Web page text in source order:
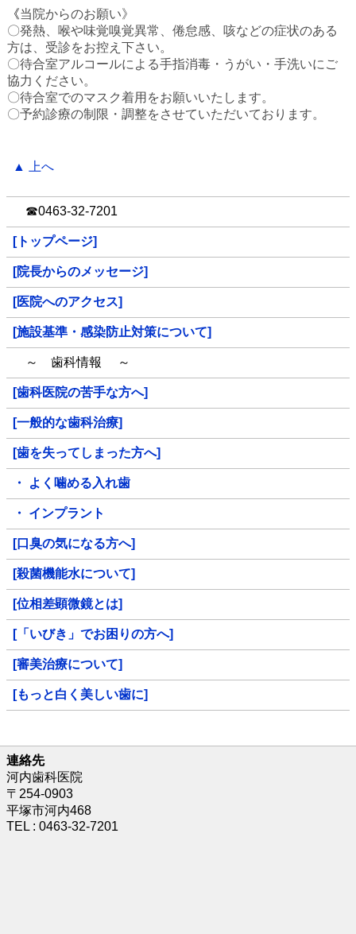
《当院からのお願い》
〇発熱、喉や味覚嗅覚異常、倦怠感、咳などの症状のある
方は、受診をお控え下さい。
〇待合室アルコールによる手指消毒・うがい・手洗いにご
協力ください。
〇待合室でのマスク着用をお願いいたします。
〇予約診療の制限・調整をさせていただいております。
▲ 上へ
☎0463-32-7201
[トップページ]
[院長からのメッセージ]
[医院へのアクセス]
[施設基準・感染防止対策について]
～ 歯科情報 ～
[歯科医院の苦手な方へ]
[一般的な歯科治療]
[歯を失ってしまった方へ]
・ よく噛める入れ歯
・ インプラント
[口臭の気になる方へ]
[殺菌機能水について]
[位相差顕微鏡とは]
[「いびき」でお困りの方へ]
[審美治療について]
[もっと白く美しい歯に]
連絡先
河内歯科医院
〒254-0903
平塚市河内468
TEL : 0463-32-7201